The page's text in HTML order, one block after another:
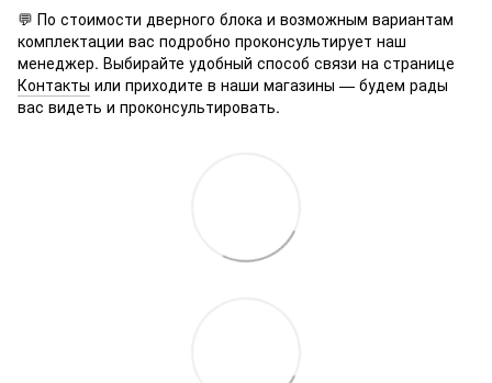
💬 По стоимости дверного блока и возможным вариантам
комплектации вас подробно проконсультирует наш
менеджер. Выбирайте удобный способ связи на странице
Контакты или приходите в наши магазины — будем рады
вас видеть и проконсультировать.